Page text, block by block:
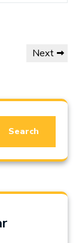
Next
Next
Search